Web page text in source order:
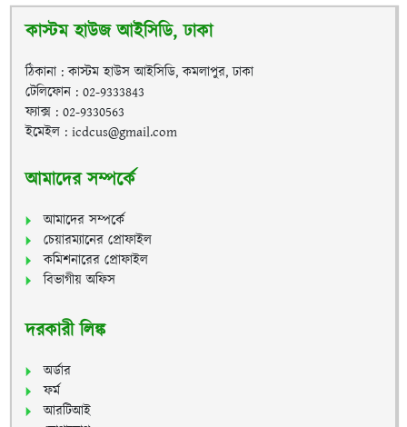
কাস্টম হাউজ আইসিডি, ঢাকা
ঠিকানা : কাস্টম হাউস আইসিডি, কমলাপুর, ঢাকা
টেলিফোন : 02-9333843
ফ্যাক্স : 02-9330563
ইমেইল : icdcus@gmail.com
আমাদের সম্পর্কে
আমাদের সম্পর্কে
চেয়ারম্যানের প্রোফাইল
কমিশনারের প্রোফাইল
বিভাগীয় অফিস
দরকারী লিঙ্ক
অর্ডার
ফর্ম
আরটিআই